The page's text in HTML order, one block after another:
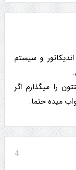
و سیستم
را میگذارم اگر
میده حتما.
4